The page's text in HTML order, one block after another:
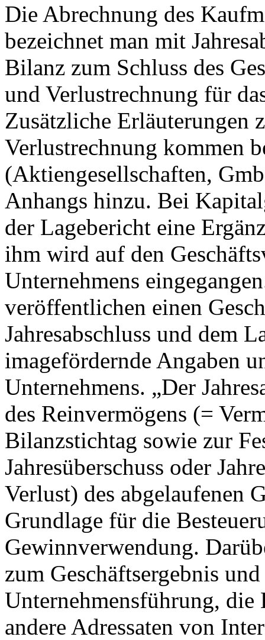
Die Abrechnung des
bezeichnet man mit
Bilanz zum Schluss des
und Verlustrechnung für
Zusätzliche Erläuterungen
Verlustrechnung kommen
(Aktiengesellschaften,
Anhangs hinzu. Bei
der Lagebericht eine
ihm wird auf den
Unternehmens
veröffentlichen einen
Jahresabschluss und dem
imagefördernde Angaben
Unternehmens. „Der
des Reinvermögens (=
Bilanzstichtag sowie zur
Jahresüberschuss oder
Verlust) des abgelaufenen
Grundlage für die
Gewinnverwendung.
zum Geschäftsergebnis
Unternehmensführung,
andere Adressaten von